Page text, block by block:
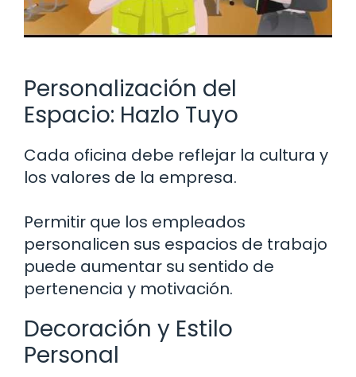
Personalización del
Espacio: Hazlo Tuyo
Cada oficina debe reflejar la cultura y
los valores de la empresa.
Permitir que los empleados
personalicen sus espacios de trabajo
puede aumentar su sentido de
pertenencia y motivación.
Decoración y Estilo
Personal